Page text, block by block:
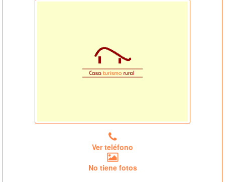
Ver teléfono
No tiene fotos